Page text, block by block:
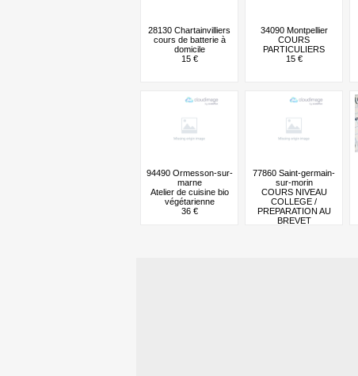
28130 Chartainvilliers
cours de batterie à
domicile
15 €
34090 Montpellier
COURS
PARTICULIERS
15 €
94490 Ormesson-sur-
marne
Atelier de cuisine bio
végétarienne
36 €
77860 Saint-germain-
sur-morin
COURS NIVEAU
COLLEGE /
PREPARATION AU
BREVET